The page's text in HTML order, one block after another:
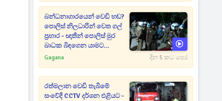
බන්ධනාගාරයෙන් වෙඩි හඬ?
පොලිස් නිලධාරින් වෙත ගල්
ප්‍රහාර - ඥාතීන් පොලිස් මුර
බාධක බිඳගෙන යාමට
උත්සාහයක [VIDEO]
Gagana දින 5 කට පෙර
රත්මලාන වෙඩි තැබීමේ
සංවේදී CCTV දර්ශන එළියට -